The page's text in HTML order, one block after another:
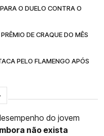
O DUELO CONTRA O
DE CRAQUE DO MÊS
PELO FLAMENGO APÓS
do jovem
não exista